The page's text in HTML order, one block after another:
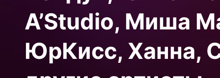
A’Studio, Миша
ЮрКисс, Ханна,